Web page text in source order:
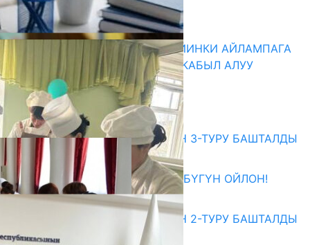
ЖОЛУГУШТУ
07.08.2026
ДИРЕКТОРЛОР РЕЗЕРВИ: КИЙИНКИ АЙЛАМПАГА
ЭЛЕКТРОНДУК АРЫЗДАРДЫ КАБЫЛ АЛУУ
БАШТАЛАТ
07.08.2026
Абитуриент
ЖОЖДОРГО КАБЫЛ АЛУУНУН 3-ТУРУ БАШТАЛДЫ
27.07.2026
ӨЗҮҢДҮН КЕЛЕЧЕГИҢ ҮЧҮН БҮГҮН ОЙЛОН!
20.07.2026
ЖОЖДОРГО КАБЫЛ АЛУУНУН 2-ТУРУ БАШТАЛДЫ
20.07.2026